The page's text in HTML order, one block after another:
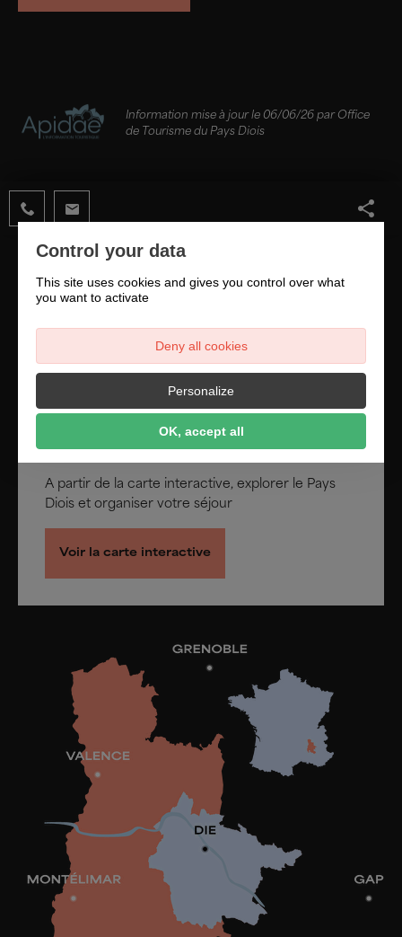
Information mise à jour le 06/06/26 par Office
de Tourisme du Pays Diois
Où se trouve le Pays Diois ?
Tout savoir sur le Pays Diois
A partir de la carte interactive, explorer le Pays
Diois et organiser votre séjour
Voir la carte interactive
Control your data
This site uses cookies and gives you control over what
you want to activate
OK, accept all
Deny all cookies
Personalize